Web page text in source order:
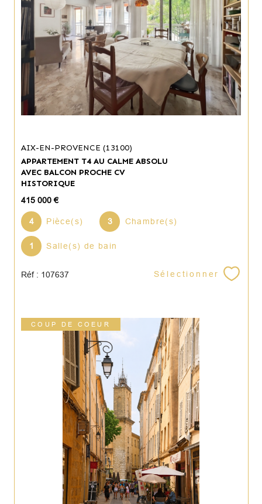
AIX-EN-PROVENCE (13100)
APPARTEMENT T4 AU CALME ABSOLU
AVEC BALCON PROCHE CV
HISTORIQUE
415 000 €
4 Pièce(s) 3 Chambre(s)
1 Salle(s) de bain
Réf : 107637 Sélectionner
COUP DE COEUR